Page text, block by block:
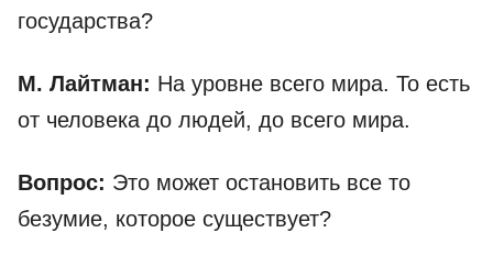
государства?
М. Лайтман: На уровне всего мира. То есть
от человека до людей, до всего мира.
Вопрос: Это может остановить все то
безумие, которое существует?